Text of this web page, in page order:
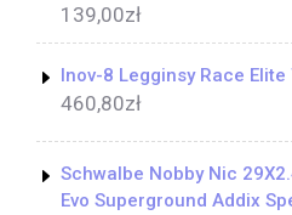
139,00zł
Inov-8 Legginsy Race
460,80zł
Schwalbe Nobby Nic
Evo Superground Addix